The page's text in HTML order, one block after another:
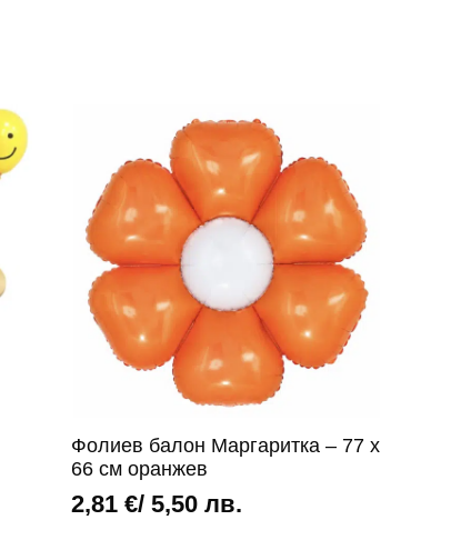
Фолиев балон Маргаритка – 77 х
66 см оранжев
2,81€/ 5,50 лв.